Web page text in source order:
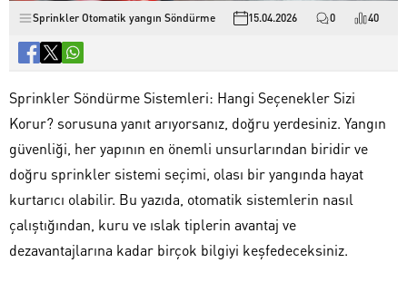
Sprinkler Otomatik yangın Söndürme 15.04.2026 0 40
Sprinkler Söndürme Sistemleri: Hangi Seçenekler Sizi
Korur? sorusuna yanıt arıyorsanız, doğru yerdesiniz. Yangın
güvenliği, her yapının en önemli unsurlarından biridir ve
doğru sprinkler sistemi seçimi, olası bir yangında hayat
kurtarıcı olabilir. Bu yazıda, otomatik sistemlerin nasıl
çalıştığından, kuru ve ıslak tiplerin avantaj ve
dezavantajlarına kadar birçok bilgiyi keşfedeceksiniz.